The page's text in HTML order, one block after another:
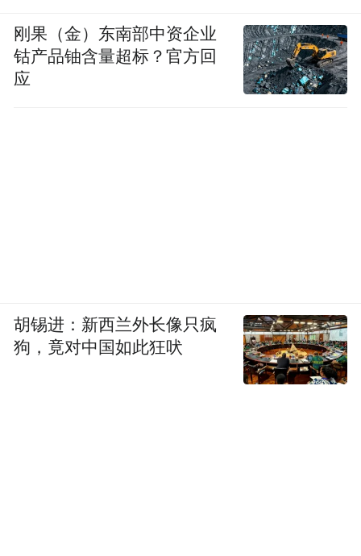
刚果（金）东南部中资企业
钴产品铀含量超标？官方回
应
胡锡进：新西兰外长像只疯
狗，竟对中国如此狂吠